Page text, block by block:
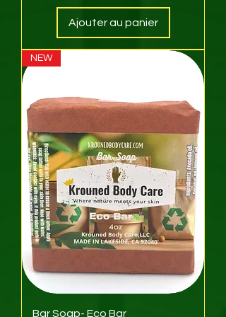
Ajouter au panier
NEW
Bar Soap- Eco Bar